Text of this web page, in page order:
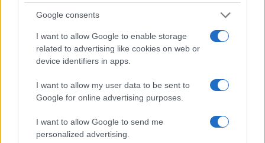
Google consents
I want to allow Google to enable storage
related to advertising like cookies on web or
device identifiers in apps.
I want to allow my user data to be sent to
Google for online advertising purposes.
I want to allow Google to send me
personalized advertising.
El Brent cae un 8.3% y arrastra a las materias primas
Lucía Herrera · 7 Ago 2026
NEWS